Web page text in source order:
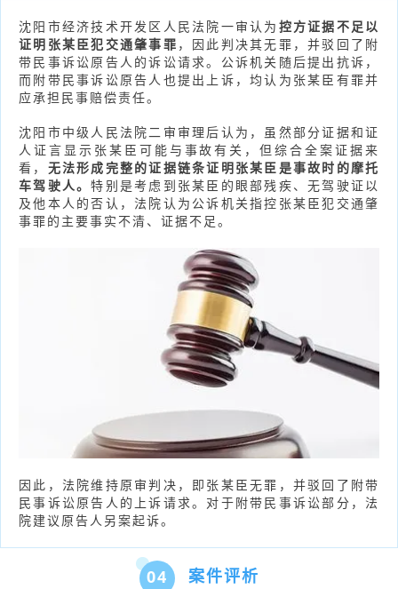
沈阳市经济技术开发区人民法院一审认为 控方证据不足以
证明张某臣犯交通肇事罪 ，因此判决其无罪，并驳回了附
带民事诉讼原告人的诉讼请求。公诉机关随后提出抗诉，
而附带民事诉讼原告人也提出上诉，均认为张某臣有罪并
应承担民事赔偿责任。
沈阳市中级人民法院二审审理后认为，虽然部分证据和证
人证言显示张某臣可能与事故有关，但综合全案证据来
看， 无法形成完整的证据链条证明张某臣是事故时的摩托
车驾驶人。特别是考虑到张某臣的眼部残疾、无驾驶证以
及他本人的否认，法院认为公诉机关指控张某臣犯交通肇
事罪的主要事实不清、证据不足。
因此，法院维持原审判决，即张某臣无罪，并驳回了附带
民事诉讼原告人的上诉请求。对于附带民事诉讼部分，法
院建议原告人另案起诉。
04 案件评析